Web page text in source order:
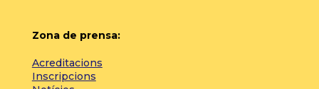
Zona de prensa:
Acreditacions
Inscripcions